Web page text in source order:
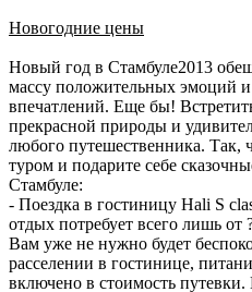
Новогодние цены
Новый год в Стамбуле2013
массу положительных эмоций
впечатлений. Еще бы!
прекрасной природы и
любого путешественника. Так,
туром и подарите себе
Стамбуле:
- Поездка в гостиницу Hali S
отдых потребует всего лишь от
Вам уже не нужно будет
расселении в гостинице,
включено в стоимость путевки.